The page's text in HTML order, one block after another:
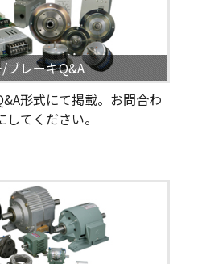
ブレーキQ&A
形式にて掲載。お問合わ
てください。